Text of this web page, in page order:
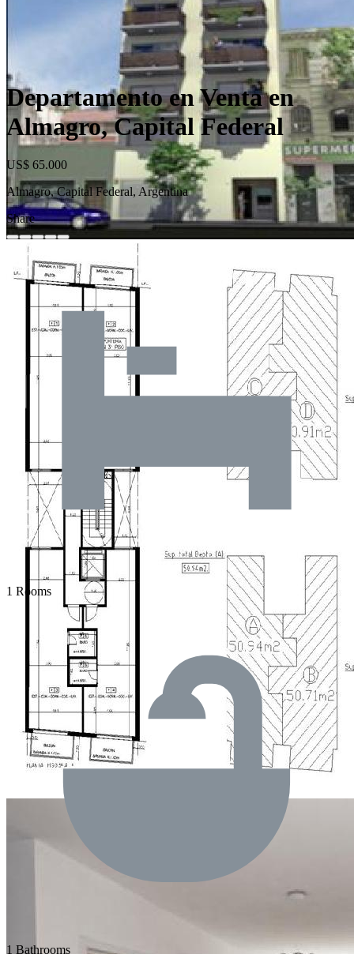
Departamento en Venta en
Almagro, Capital Federal
US$ 65.000
Almagro, Capital Federal, Argentina
Share
1 Rooms
1 Bathrooms